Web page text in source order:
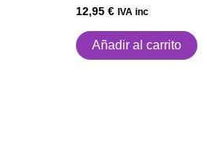
12,95€ IVA inc
Añadir al carrito